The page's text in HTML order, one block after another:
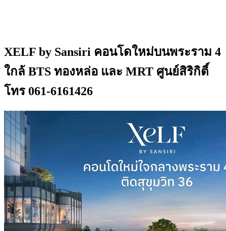
XELF by Sansiri คอนโดใหม่บนพระราม 4
ใกล้ BTS ทองหล่อ และ MRT ศูนย์สิริกิติ์
โทร 061-6161426